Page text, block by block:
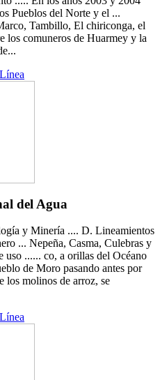
Pueblos del Norte y el ...
Tambillo, El chiriconga, el
los comuneros de Huarmey y la
del Agua
y Minería .... D. Lineamientos
... Nepeña, Casma, Culebras y
uso ...... co, a orillas del Océano
de Moro pasando antes por
los molinos de arroz, se